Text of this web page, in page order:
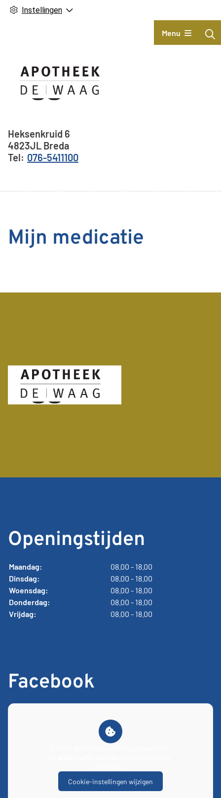
Instellingen
Hoofdmenu
Menu
Adresgegevens
Heksenkruid 6
4823JL Breda
076-5411100
Mijn medicatie
Openingstijden
Maandag:
08.00 - 18.00
Dinsdag:
08.00 - 18.00
Woensdag:
08.00 - 18.00
Donderdag:
08.00 - 18.00
Vrijdag:
08.00 - 18.00
Facebook
Cookie-instellingen wijzigen